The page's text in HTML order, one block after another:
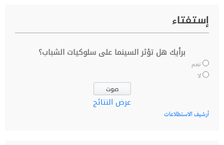
إستفتاء
برأيك هل تؤثر السينما على سلوكيات الشباب؟
نعم
لا
عرض النتائج
أرشيف الاستطلاعات